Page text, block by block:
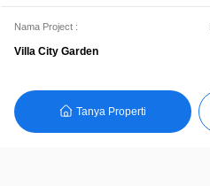
Nama Project :
Villa City Garden
Tanya Properti